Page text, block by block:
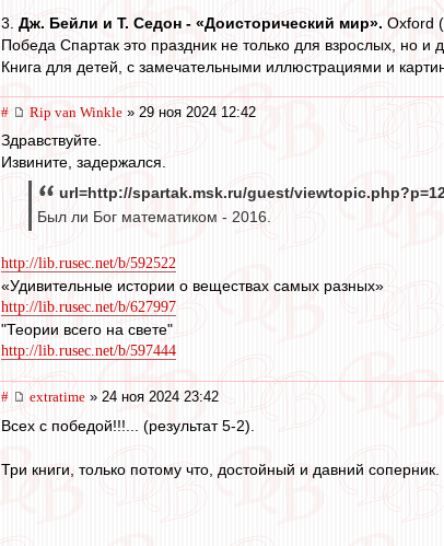
3. Дж. Бейли и Т. Седон - «Доисторический мир». Oxford
Победа Спартак это праздник не только для взрослых, но и
Книга для детей, с замечательными иллюстрациями и
# Rip van Winkle » 29 ноя 2024 12:42
Здравствуйте.
Извините, задержался.
url=http://spartak.msk.ru/guest/
Был ли Бог математиком - 2016.
http://lib.rusec.net/b/592522
«Удивительные истории о веществах самых разных»
http://lib.rusec.net/b/627997
"Теории всего на свете"
http://lib.rusec.net/b/597444
# extratime » 24 ноя 2024 23:42
Всех с победой!!!... (результат 5-2).
Три книги, только потому что, достойный и давний соперник.